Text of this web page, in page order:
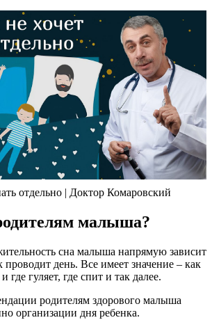
отдельно | Доктор Комаровский
малыша?
сна малыша напрямую зависит
проводит день. Все имеет значение – как
где гуляет, где спит и так далее.
родителям здорового малыша
организации дня ребенка.